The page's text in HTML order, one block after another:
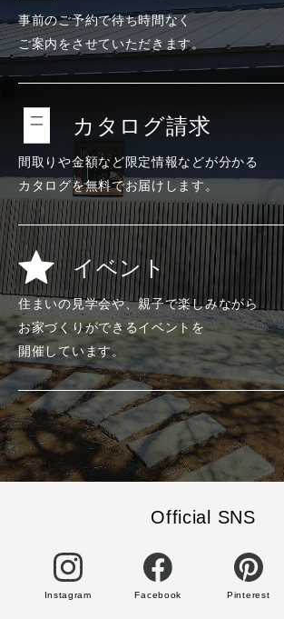
事前のご予約で待ち時間なく
ご案内をさせていただきます。
カタログ請求
間取りや金額など限定情報などが分かる
カタログを無料でお届けします。
イベント
住まいの見学会や、親子で楽しみながら
お家づくりができるイベントを
開催しています。
Official SNS
Instagram Facebook Pinterest